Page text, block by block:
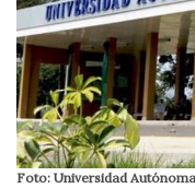
Foto: Universidad